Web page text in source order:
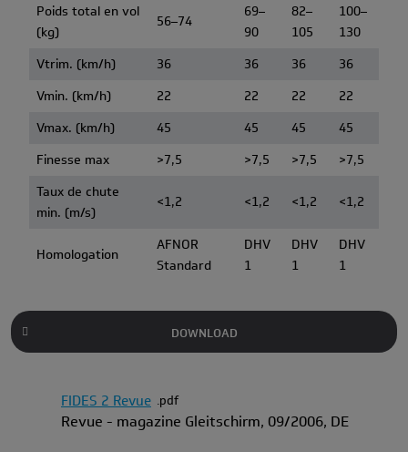
Poids total en vol
(kg)
56–74
69–
90
82–
105
100–
130
Vtrim. (km/h)
36 36 36
36
Vmin. (km/h)
22 22 22
22
Vmax. (km/h)
45 45 45
45
Finesse max
>7,5 >7,5 >7,5
>7,5
Taux de chute
min. (m/s)
<1,2 <1,2 <1,2 <1,2
Homologation
AFNOR
Standard
DHV
1
DHV
1
DHV
1
DOWNLOAD
FIDES 2 Revue pdf
Revue - magazine Gleitschirm, 09/2006, DE